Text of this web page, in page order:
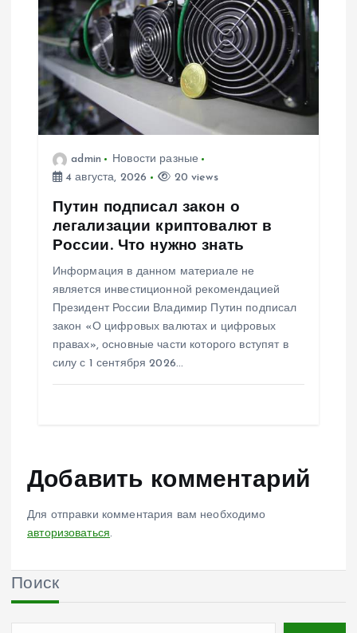
admin
Новости разные
4 августа, 2026
20 views
Путин подписал закон о
легализации криптовалют в
России. Что нужно знать
Информация в данном материале не
является инвестиционной рекомендацией
Президент России Владимир Путин подписал
закон «О цифровых валютах и цифровых
правах», основные части которого вступят в
силу с 1 сентября 2026…
Добавить комментарий
Для отправки комментария вам необходимо
авторизоваться.
Поиск